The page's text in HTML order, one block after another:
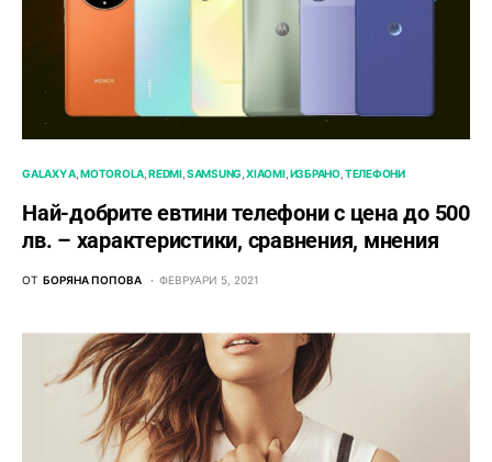
GALAXY A MOTOROLA REDMI SAMSUNG XIAOMI ИЗБРАНО ТЕЛЕФОНИ
Най-добрите евтини телефони с ценa до 500
лв. – характeристики, сравнения, мнения
ОТ БОРЯНА ПОПОВА ФЕВРУАРИ 5, 2021